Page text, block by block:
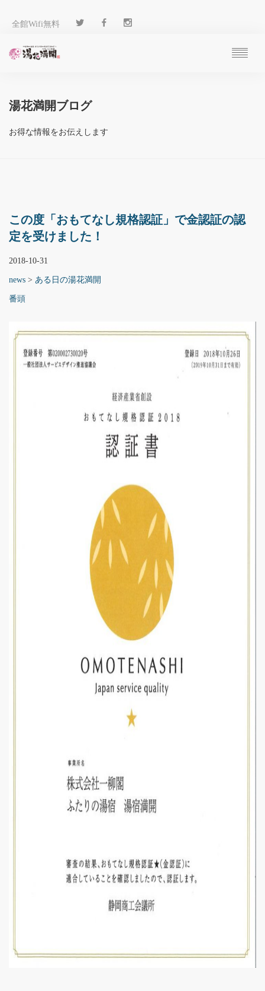
全館Wifi無料
過ごし方
客 室
温 泉
ENGLISH
湯花満開ブログ
お得な情報をお伝えします
この度「おもてなし規格認証」で金認証の認
定を受けました！
2018-10-31
news > ある日の湯花満開
番頭